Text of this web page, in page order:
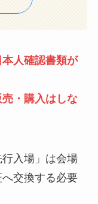
人確認書類が
・購入はしな
入場」は会場
交換する必要